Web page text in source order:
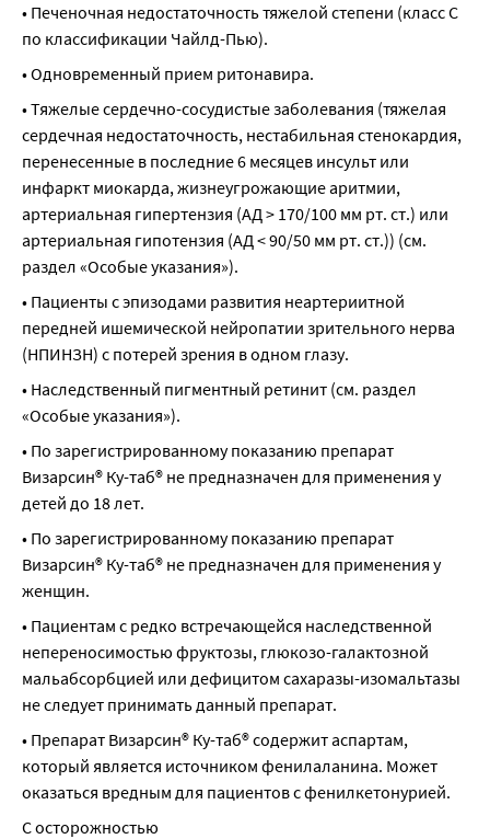
• Печеночная недостаточность тяжелой степени (класс С
по классификации Чайлд-Пью).
• Одновременный прием ритонавира.
• Тяжелые сердечно-сосудистые заболевания (тяжелая
сердечная недостаточность, нестабильная стенокардия,
перенесенные в последние 6 месяцев инсульт или
инфаркт миокарда, жизнеугрожающие аритмии,
артериальная гипертензия (АД > 170/100 мм рт. ст.) или
артериальная гипотензия (АД < 90/50 мм рт. ст.)) (см.
раздел «Особые указания»).
• Пациенты с эпизодами развития неартериитной
передней ишемической нейропатии зрительного нерва
(НПИНЗН) с потерей зрения в одном глазу.
• Наследственный пигментный ретинит (см. раздел
«Особые указания»).
• По зарегистрированному показанию препарат
Визарсин® Ку-таб® не предназначен для применения у
детей до 18 лет.
• По зарегистрированному показанию препарат
Визарсин® Ку-таб® не предназначен для применения у
женщин.
• Пациентам с редко встречающейся наследственной
непереносимостью фруктозы, глюкозо-галактозной
мальабсорбцией или дефицитом сахаразы-изомальтазы
не следует принимать данный препарат.
• Препарат Визарсин® Ку-таб® содержит аспартам,
который является источником фенилаланина. Может
оказаться вредным для пациентов с фенилкетонурией.
С осторожностью